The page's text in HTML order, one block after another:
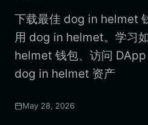
Português (Brasil)
Español (Argentina)
下载最佳 dog in helmet
用 dog in helmet。学习
helmet 钱包、访问
dog in helmet 资产
May 28, 2026